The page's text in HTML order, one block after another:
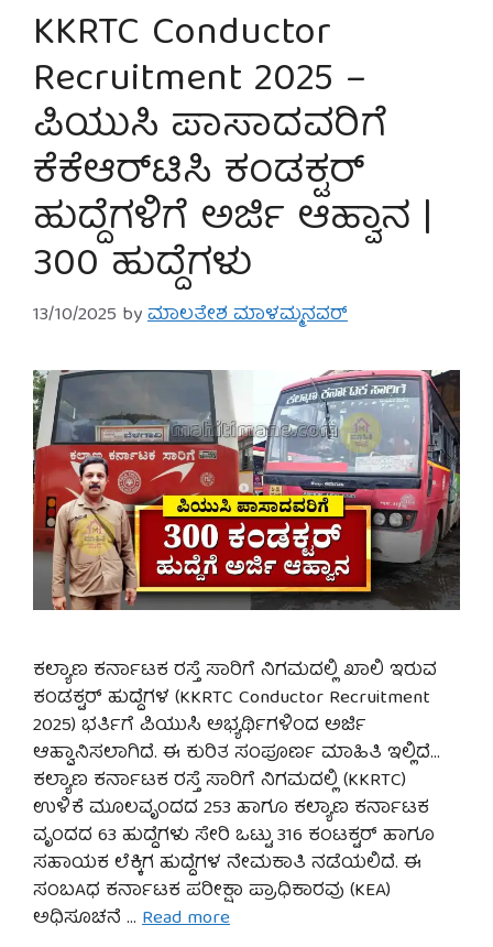
KKRTC Conductor
Recruitment 2025 –
ಪಿಯುಸಿ ಪಾಸಾದವರಿಗೆ
ಕೆಕೆಆರ್‌ಟಿಸಿ ಕಂಡಕ್ಟರ್
ಹುದ್ದೆಗಳಿಗೆ ಅರ್ಜಿ ಆಹ್ವಾನ |
300 ಹುದ್ದೆಗಳು
13/10/2025 byಮಾಲತೇಶ ಮಾಳಮ್ಮನವರ್
ಕಲ್ಯಾಣ ಕರ್ನಾಟಕ ರಸ್ತೆ ಸಾರಿಗೆ ನಿಗಮದಲ್ಲಿ ಖಾಲಿ ಇರುವ
ಕಂಡಕ್ಟರ್ ಹುದ್ದೆಗಳ (KKRTC Conductor Recruitment
2025) ಭರ್ತಿಗೆ ಪಿಯುಸಿ ಅಭ್ಯರ್ಥಿಗಳಿಂದ ಅರ್ಜಿ
ಆಹ್ವಾನಿಸಲಾಗಿದೆ. ಈ ಕುರಿತ ಸಂಪೂರ್ಣ ಮಾಹಿತಿ ಇಲ್ಲಿದೆ…
ಕಲ್ಯಾಣ ಕರ್ನಾಟಕ ರಸ್ತೆ ಸಾರಿಗೆ ನಿಗಮದಲ್ಲಿ (KKRTC)
ಉಳಿಕೆ ಮೂಲವೃಂದದ 253 ಹಾಗೂ ಕಲ್ಯಾಣ ಕರ್ನಾಟಕ
ವೃಂದದ 63 ಹುದ್ದೆಗಳು ಸೇರಿ ಒಟ್ಟು 316 ಕಂಟಕ್ಟರ್ ಹಾಗೂ
ಸಹಾಯಕ ಲೆಕ್ಕಿಗ ಹುದ್ದೆಗಳ ನೇಮಕಾತಿ ನಡೆಯಲಿದೆ. ಈ
ಸಂಬAಧ ಕರ್ನಾಟಕ ಪರೀಕ್ಷಾ ಪ್ರಾಧಿಕಾರವು (KEA)
ಅಧಿಸೂಚನೆ … Read more